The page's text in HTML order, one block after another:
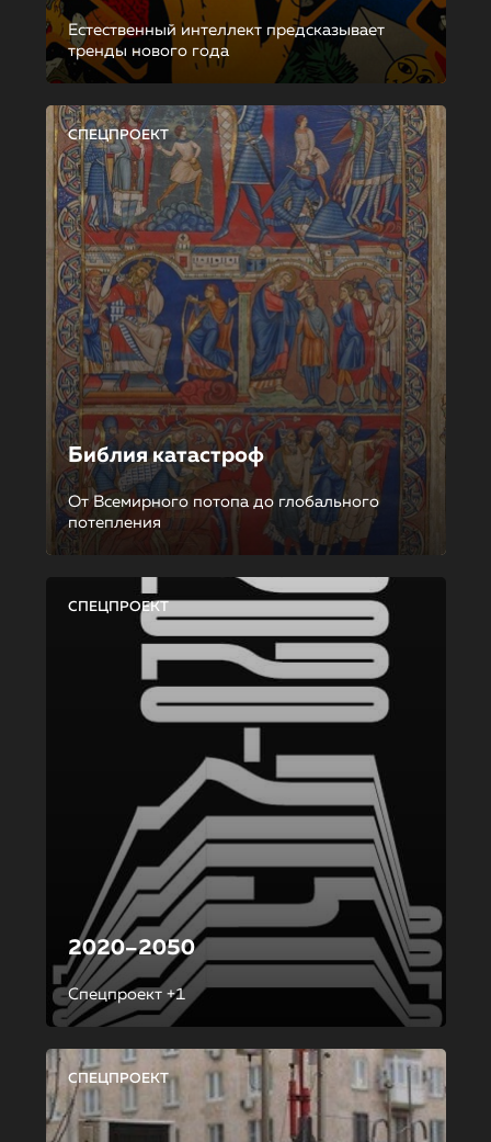
Естественный интеллект предсказывает
тренды нового года
СПЕЦПРОЕКТ
Библия катастроф
От Всемирного потопа до глобального
потепления
СПЕЦПРОЕКТ
2020–2050
Спецпроект +1
СПЕЦПРОЕКТ